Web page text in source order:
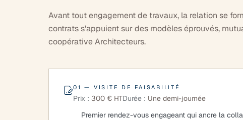
Avant tout engagement de travaux, la relation se
contrats s'appuient sur des modèles éprouvés,
coopérative Architecteurs.
01 — VISITE DE FAISABILITÉ
Prix : 300 € HTDurée : Une demi-journée
Premier rendez-vous engageant qui ancre la